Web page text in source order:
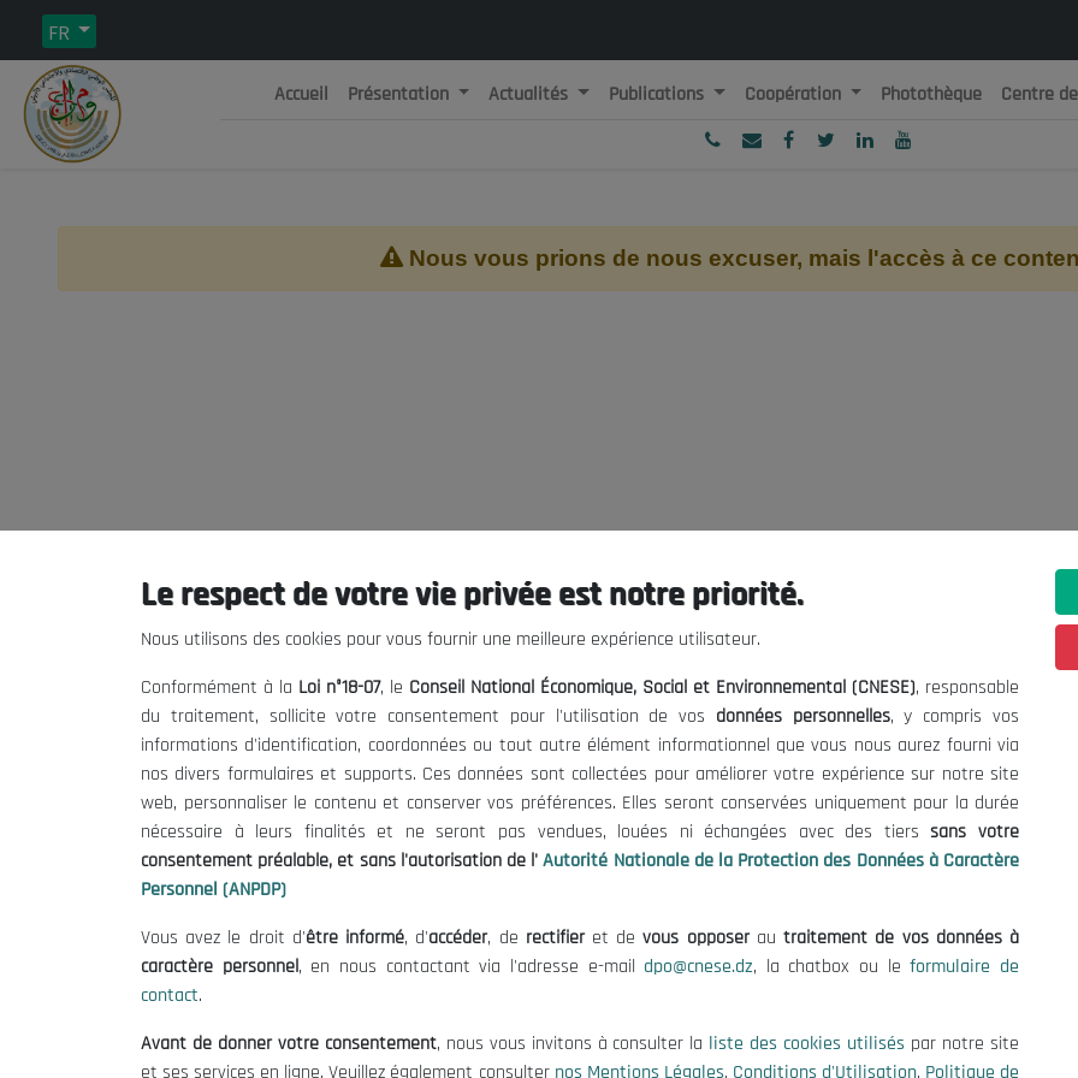
FR
République Algérienne Démocratique et Populaire
Accueil Présentation Actualités Publications Coopération Photothèque Centre
Nous vous prions de nous excuser, mais l'accès à ce
Le CNESE
Le président
Organisation
Publications
Informations utiles
Mentions Légales
Conditions d'Utilisation
Politique de Protection des Données
Politique des Cookies
contact@cnese.dz
Suggestions ou Initiatives ?
Newsletter
Inscrivez-vous, soyez le premier à
nos dernières nouvelles.
Suivez-Nous!
© 2026 Conseil National Économique, Social et Environnemental
Le respect de votre vie privée est notre priorité.
Nous utilisons des cookies pour vous fournir une meilleure expérience utilisateur.
Conformément à la Loi n°18-07, le Conseil National Économique, Social et Environnemental (CNESE), responsable
du traitement, sollicite votre consentement pour l'utilisation de vos données personnelles, y compris vos
informations d'identification, coordonnées ou tout autre élément informationnel que vous nous aurez fourni via
nos divers formulaires et supports. Ces données sont collectées pour améliorer votre expérience sur notre site
web, personnaliser le contenu et conserver vos préférences. Elles seront conservées uniquement pour la durée
nécessaire à leurs finalités et ne seront pas vendues, louées ni échangées avec des tierssans votre
consentement préalable, et sans l'autorisation de l' Autorité Nationale de la Protection des Données à Caractère
Personnel (ANPDP)
Vous avez le droit d'être informé, d'accéder, de rectifieret devous opposerautraitement de vos données à
caractère personnel, en nous contactant via l'adresse e-mail dpo@cnese.dz, la chatbox ou leformulaire de
contact.
Avant de donner votre consentement, nous vous invitons à consulter la liste des cookies utilisés par notre site
et ses services en ligne. Veuillez également consulter nos Mentions Légales, Conditions d'Utilisation, Politique de